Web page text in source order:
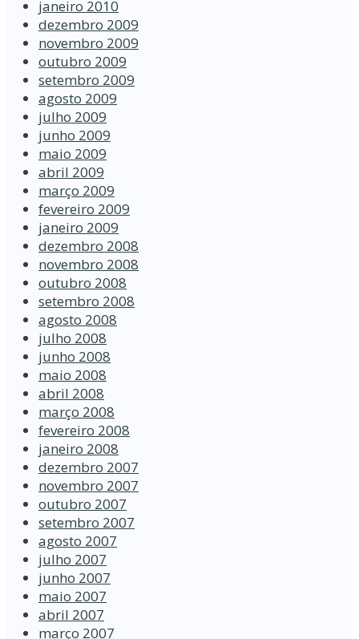
janeiro 2010
dezembro 2009
novembro 2009
outubro 2009
setembro 2009
agosto 2009
julho 2009
junho 2009
maio 2009
abril 2009
março 2009
fevereiro 2009
janeiro 2009
dezembro 2008
novembro 2008
outubro 2008
setembro 2008
agosto 2008
julho 2008
junho 2008
maio 2008
abril 2008
março 2008
fevereiro 2008
janeiro 2008
dezembro 2007
novembro 2007
outubro 2007
setembro 2007
agosto 2007
julho 2007
junho 2007
maio 2007
abril 2007
março 2007